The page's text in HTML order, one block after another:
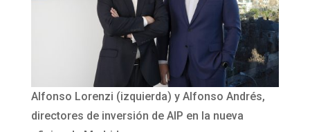
Alfonso Lorenzi (izquierda) y Alfonso Andrés,
directores de inversión de AIP en la nueva